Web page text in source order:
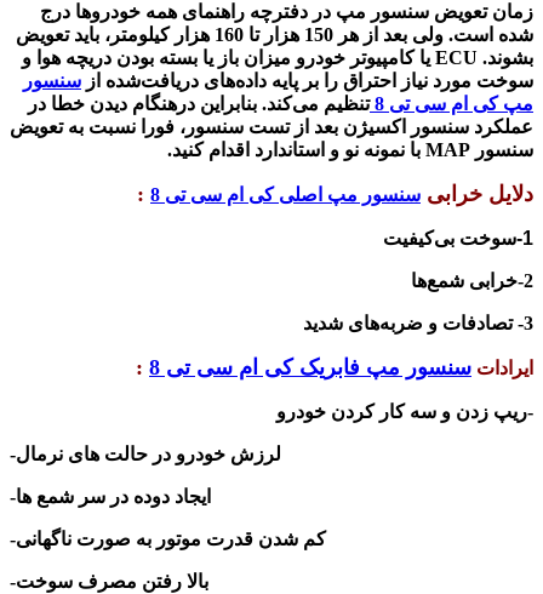
زمان تعویض سنسور مپ در دفترچه راهنمای همه خودروها درج
شده است. ولی بعد از هر 150 هزار تا 160 هزار کیلومتر، باید تعویض
بشوند. ECU
یا کامپیوتر خودرو میزان باز یا بسته ‌بودن دریچه هوا و
سوخت مورد نیاز احتراق را بر پایه داده‌های دریافت‌شده از سنسور
مپ کی ام سی تی 8
تنظیم می‌کند. بنابراین درهنگام دیدن خطا در
عملکرد سنسور اکسیژن بعد از تست سنسور، فورا نسبت به تعویض
سنسور
با نمونه نو و استاندارد اقدام کنید.
دلایل خرابی سنسور مپ اصلی کی ام سی تی 8 :
1-سوخت بی‌کیفیت
2-خرابی شمع‌ها
3- تصادفات و ضربه‌های شدید
ایرادات سنسور مپ فابریک کی ام سی تی 8 :
-ریپ زدن و سه کار کردن خودرو
-لرزش خودرو در حالت های نرمال
-ایجاد دوده در سر شمع ها
-کم شدن قدرت موتور به صورت ناگهانی
-بالا رفتن مصرف سوخت